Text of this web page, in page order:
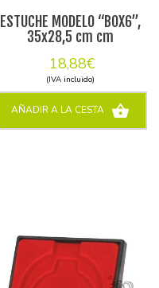
ESTUCHE MODELO “BOX6”,
35x28,5 cm cm
18,88€
(IVA incluido)
AÑADIR A LA CESTA